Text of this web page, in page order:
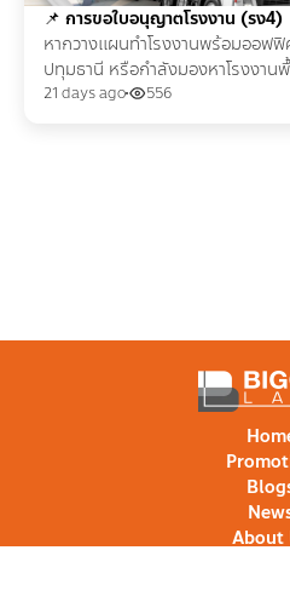
📌 การขอใบอนุญาตโรงงาน (รง4)
หากวางแผนทำโรงงานพร้อมออฟ
ปทุมธานี หรือกำลังมองหาโรงงาน
ขั้นตอน เอกสารในการขอใบอนุญาต
21 days ago 556
About